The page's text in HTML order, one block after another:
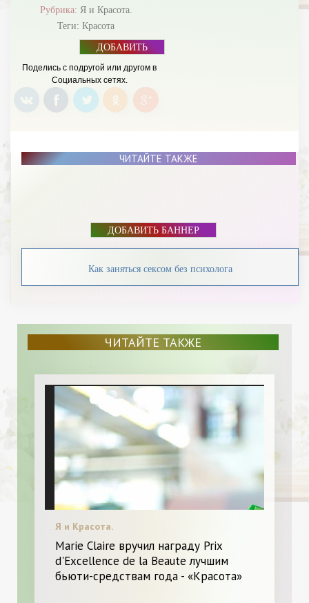
Рубрика: Я и Красота.
Теги: Красота
ДОБАВИТЬ
Поделись с подругой или другом в
Социальных сетях.
ЧИТАЙТЕ ТАКЖЕ
ДОБАВИТЬ БАННЕР
Как заняться сексом без психолога
ЧИТАЙТЕ ТАКЖЕ
Я и Красота.
Marie Claire вручил награду Prix
d'Excellence de la Beaute лучшим
бьюти-средствам года - «Красота»